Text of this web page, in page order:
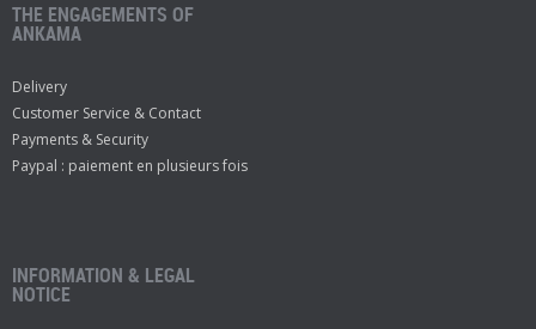
THE ENGAGEMENTS OF
ANKAMA
Delivery
Customer Service & Contact
Payments & Security
Paypal : paiement en plusieurs fois
INFORMATION & LEGAL
NOTICE